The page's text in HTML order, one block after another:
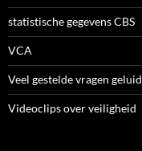
statistische gegevens CBS
VCA
Veel gestelde vragen geluid
Videoclips over veiligheid